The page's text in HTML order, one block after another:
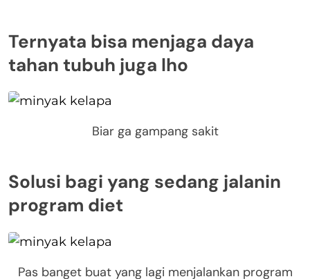
Ternyata bisa menjaga daya
tahan tubuh juga lho
Biar ga gampang sakit
Solusi bagi yang sedang jalanin
program diet
Pas banget buat yang lagi menjalankan program